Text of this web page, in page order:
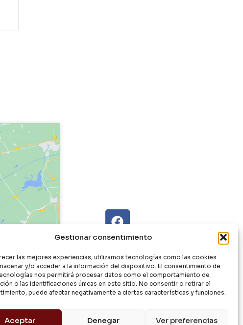
Gestionar consentimiento
las mejores experiencias, utilizamos tecnologías como las cookies
y/o acceder a la información del dispositivo. El consentimiento de
nos permitirá procesar datos como el comportamiento de
o las identificaciones únicas en este sitio. No consentir o retirar el
puede afectar negativamente a ciertas características y funciones.
Aceptar Denegar Ver preferencias